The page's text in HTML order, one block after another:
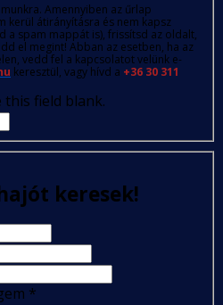
Amennyiben az űrlap
kerül átirányításra és nem kapsz
a spam mappát is), frissítsd az oldalt,
el megint! Abban az esetben, ha az
vedd fel a kapcsolatot velünk e-
keresztül, vagy hívd a +36 30 311
this field blank.
keresek!
*